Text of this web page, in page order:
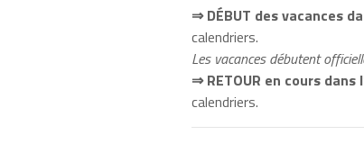
⇒ DÉBUT des vacances
calendriers.
Les vacances débutent
⇒ RETOUR en cours
calendriers.